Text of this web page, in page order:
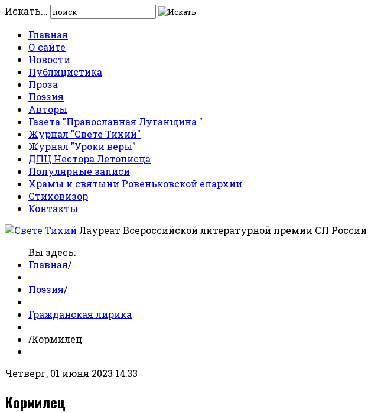
Искать...
Главная
О сайте
Новости
Публицистика
Проза
Поэзия
Авторы
Газета "Православная Луганщина "
Журнал "Свете Тихий"
Журнал "Уроки веры"
ДПЦ Нестора Летописца
Популярные записи
Храмы и святыни Ровеньковской епархии
Стиховизор
Контакты
Лауреат Всероссийской литературной премии СП
Вы здесь:
Главная/
Поэзия/
Гражданская лирика
/Кормилец
Четверг, 01 июня 2023 14:33
Кормилец